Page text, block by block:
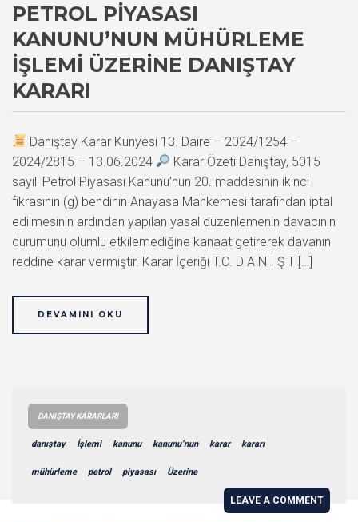
PETROL PIYASASI
KANUNU’NUN MÜHÜRLEME
İŞLEMI ÜZERINE DANIŞTAY
KARARI
Danıştay Karar Künyesi 13. Daire – 2024/1254 –
2024/2815 – 13.06.2024
Karar Özeti Danıştay, 5015
sayılı Petrol Piyasası Kanunu’nun 20. maddesinin ikinci
fıkrasının (g) bendinin Anayasa Mahkemesi tarafından iptal
edilmesinin ardından yapılan yasal düzenlemenin davacının
durumunu olumlu etkilemediğine kanaat getirerek davanın
reddine karar vermiştir. Karar İçeriği T.C. D A N I Ş T […]
DEVAMINI OKU
DANIŞTAY KARARLARI
danıştay İşlemi kanunu kanunu’nun karar kararı
mühürleme petrol piyasası Üzerine
LEAVE A COMMENT